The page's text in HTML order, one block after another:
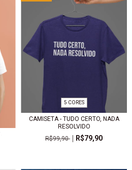
5 CORES
CAMISETA - TUDO CERTO, NADA
RESOLVIDO
R$99,90
R$79,90